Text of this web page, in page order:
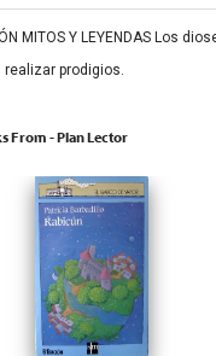
MITOS Y LEYENDAS Los
realizar prodigios.
From - Plan Lector